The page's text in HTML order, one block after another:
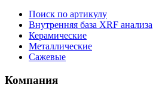
Поиск по артикулу
Внутренняя база XRF анализа
Керамические
Металлические
Сажевые
Компания